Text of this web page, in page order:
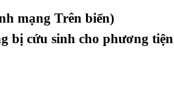
mạng Trên biển)
bị cứu sinh cho phương tiện